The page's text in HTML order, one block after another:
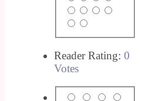
Reader Rating: 0
Votes